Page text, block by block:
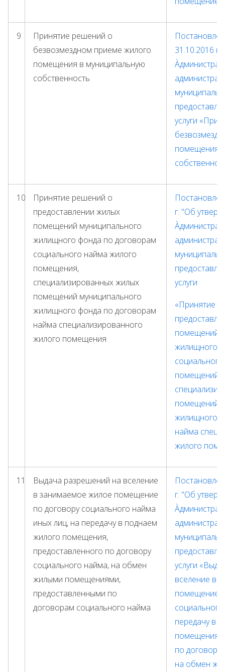
9
Принятие решений о
безвозмездном приеме жилого
помещения в муниципальную
собственность
31.10.2016
услуги
помещения
10
Принятие решений о
предоставлении жилых
помещений муниципального
жилищного фонда по договорам
социального найма жилого
помещения,
специализированных жилых
помещений муниципального
жилищного фонда по договорам
найма специализированного
жилого помещения
г. "Об
услуги
«Принятие
помещений
жилищного
помещений,
помещений
жилищного
найма
жилого
11
Выдача разрешений на вселение
в занимаемое жилое помещение
по договору социального найма
иных лиц, на передачу в поднаем
жилого помещения,
предоставленного по договору
социального найма, на обмен
жилыми помещениями,
предоставленными по
договорам социального найма
г. "Об
услуги
вселение в
помещение
передачу в
помещения,
по договору
на обмен